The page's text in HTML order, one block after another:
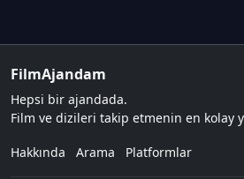
FilmAjandam
Hepsi bir ajandada.
Film ve dizileri takip etmenin en kolay
Hakkında Arama Platformlar